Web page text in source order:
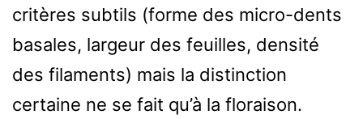
critères subtils (forme des micro-dents
basales, largeur des feuilles, densité
des filaments) mais la distinction
certaine ne se fait qu’à la floraison.